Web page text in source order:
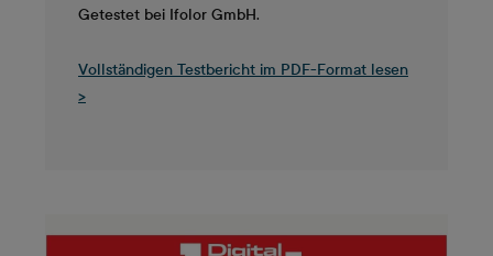
Getestet bei Ifolor GmbH.
Vollständigen Testbericht im PDF-Format lesen
>